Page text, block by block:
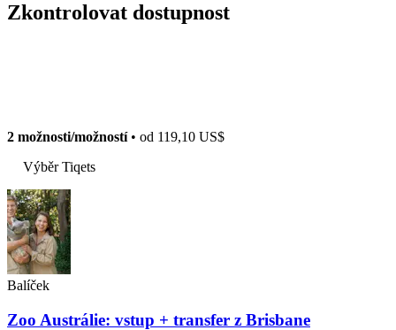
Zkontrolovat dostupnost
2 možnosti/možností• od 119,10 US$
Výběr Tiqets
Balíček
Zoo Austrálie: vstup + transfer z Brisbane